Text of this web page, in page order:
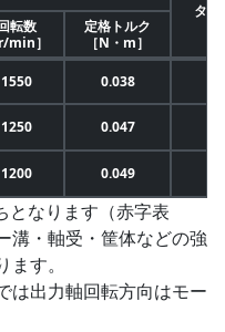
タ
転数
r/min］
定格トルク
［N・m］
1550 0.038
1250 0.047
1200 0.049
となります（赤字表
溝・軸受・筐体などの強
す。
は出力軸回転方向はモー